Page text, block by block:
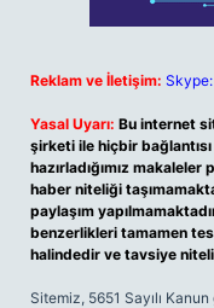
Reklam ve İletişim:
Yasal Uyarı: Bu internet
şirketi ile hiçbir
hazırladığımız
haber niteliği
paylaşım
benzerlikleri tamamen
halindedir ve tavsiye
Sitemiz, 5651 Sayılı